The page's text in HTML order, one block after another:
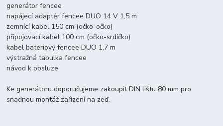
generátor fencee
napájecí adaptér fencee DUO 14 V 1,5 m
zemnící kabel 150 cm (očko-očko)
připojovací kabel 100 cm (očko-srdíčko)
kabel bateriový fencee DUO 1,7 m
výstražná tabulka fencee
návod k obsluze
Ke generátoru doporučujeme zakoupit DIN lištu 80 mm pro
snadnou montáž zařízení na zeď.